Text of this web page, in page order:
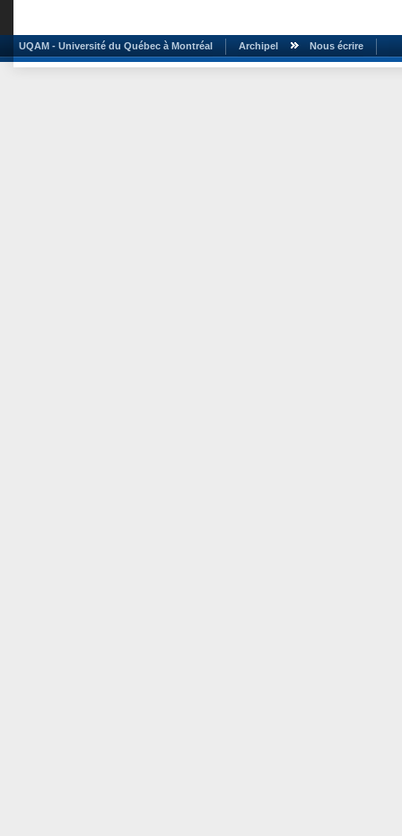
UQAM - Université du Québec à Montréal Archipel Nous écrire